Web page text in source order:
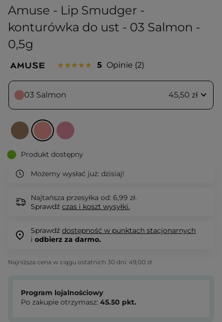
Amuse - Lip Smudger -
konturówka do ust - 03 Salmon -
0,5g
5 Opinie 2
03 Salmon 45,50 zł
Produkt dostępny
Możemy wysłać już: dzisiaj!
Najtańsza przesyłka od: 6,99 zł.
Sprawdź czas i koszt wysyłki.
Sprawdź dostępność w punktach stacjonarnych
i odbierz za darmo.
Najniższa cena w ciągu ostatnich 30 dni: 49,00 zł
Program lojalnościowy
Po zakupie otrzymasz: 45.50 pkt.